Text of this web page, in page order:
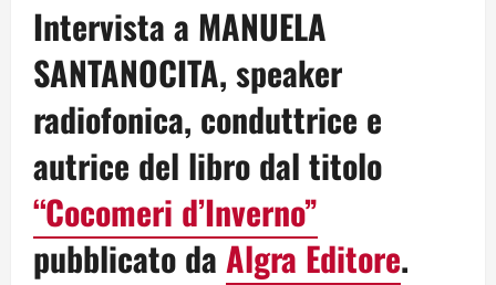
Intervista a MANUELA
SANTANOCITA, speaker
radiofonica, conduttrice e
autrice del libro dal titolo
“Cocomeri d’Inverno”
pubblicato da Algra Editore.